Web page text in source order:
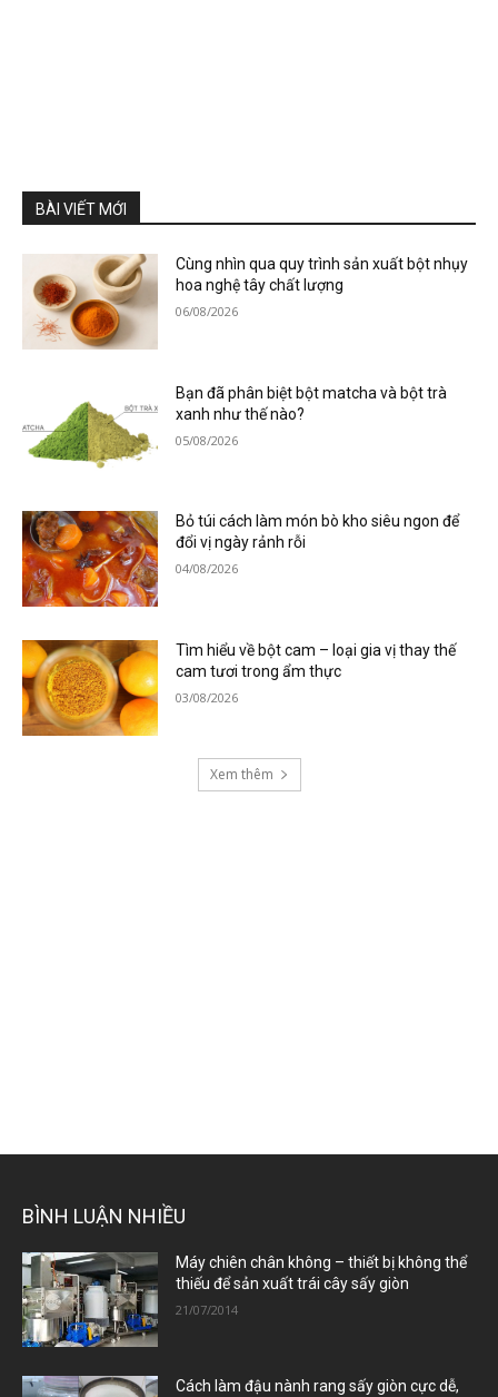
BÀI VIẾT MỚI
Cùng nhìn qua quy trình sản xuất bột nhụy
hoa nghệ tây chất lượng
06/08/2026
Bạn đã phân biệt bột matcha và bột trà
xanh như thế nào?
05/08/2026
Bỏ túi cách làm món bò kho siêu ngon để
đổi vị ngày rảnh rỗi
04/08/2026
Tìm hiểu về bột cam – loại gia vị thay thế
cam tươi trong ẩm thực
03/08/2026
Xem thêm
BÌNH LUẬN NHIỀU
Máy chiên chân không – thiết bị không thể
thiếu để sản xuất trái cây sấy giòn
21/07/2014
Cách làm đậu nành rang sấy giòn cực dễ,